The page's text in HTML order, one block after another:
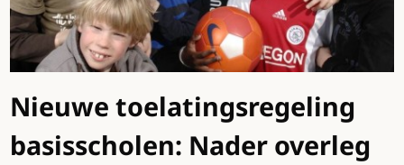
Nieuwe toelatingsregeling
basisscholen: Nader overleg